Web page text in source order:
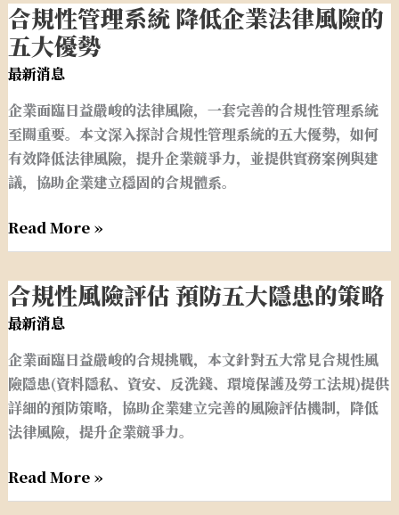
合規性管理系統 降低企業法律風險的
五大優勢
最新消息
企業面臨日益嚴峻的法律風險，一套完善的合規性管理系統
至關重要。本文深入探討合規性管理系統的五大優勢，如何
有效降低法律風險，提升企業競爭力，並提供實務案例與建
議，協助企業建立穩固的合規體系。
合
規
性
管
理
系
統
降
企
業
法
律
風
險
的
五
大
勢
Read More »
合規性風險評估 預防五大隱患的策略
最新消息
企業面臨日益嚴峻的合規挑戰，本文針對五大常見合規性風
險隱患(資料隱私、資安、反洗錢、環境保護及勞工法規)提供
詳細的預防策略，協助企業建立完善的風險評估機制，降低
法律風險，提升企業競爭力。
合
規
風
險
評
估
防
Read More »